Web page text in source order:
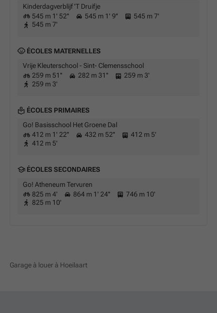
Kinderdagverblijf 'T Druifje
545 m 1' 52''
545 m 1' 9''
545 m 7'
545 m 7'
ÉCOLES MATERNELLES
Vrije Kleuterschool - Sint- Clemensschool
259 m 51''
282 m 31''
259 m 3'
259 m 3'
ÉCOLES PRIMAIRES
Go! Basisschool Het Groene Dal
412 m 1' 22''
432 m 52''
412 m 5'
412 m 5'
ÉCOLES SECONDAIRES
Go! Atheneum Tervuren
825 m 4'
864 m 1' 24''
746 m 10'
825 m 10'
Garage à louer à Hoeilaart